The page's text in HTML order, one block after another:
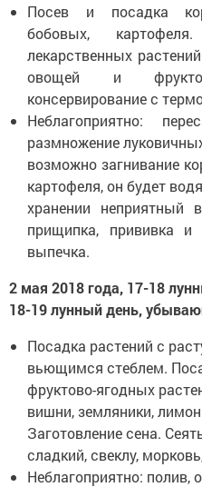
Посев и посадка
бобовых,
лекарственных
овощей и
консервирование с
Неблагоприятно:
размножение
возможно загнивание
картофеля, он будет
хранении неприятный
прищипка, прививка и
выпечка.
2 мая 2018 года, 17-18
18-19 лунный день,
Посадка растений с
вьющимся стеблем.
фруктово-ягодных
вишни, земляники,
Заготовление сена.
сладкий, свеклу,
Неблагоприятно: полив,